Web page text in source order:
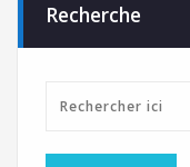
Recherche